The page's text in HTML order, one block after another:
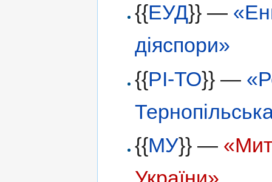
{{ЕУД}} —
діяспори»
{{РІ-ТО}} —
{{МУ}} —